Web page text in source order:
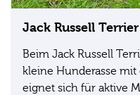
Jack Russell Terrier
Beim Jack Russell
kleine Hunderasse
eignet sich für aktive